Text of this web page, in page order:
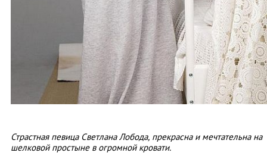
Страстная певица Светлана Лобода, прекрасна и мечтательна на
шелковой простыне в огромной кровати.